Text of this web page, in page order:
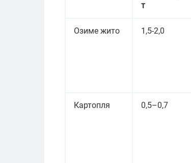
т
Озиме жито 1,5-2,0
Картопля 0,5–0,7